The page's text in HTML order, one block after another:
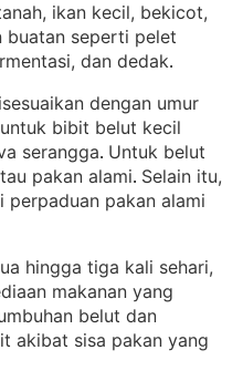
ikan kecil, bekicot,
buatan seperti pelet
dan dedak.
dengan umur
bibit belut kecil
serangga. Untuk belut
pakan alami. Selain itu,
pakan alami
hingga tiga kali sehari,
makanan yang
belut dan
akibat sisa pakan yang